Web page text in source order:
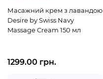
Масажний крем з лавандою
Desire by Swiss Navy
Massage Cream 150 мл
1299.00 грн.